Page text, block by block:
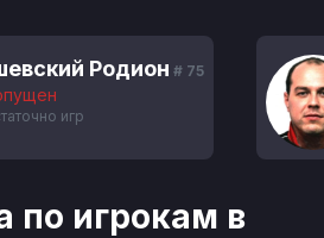
Родион # 75
игр
по игрокам в